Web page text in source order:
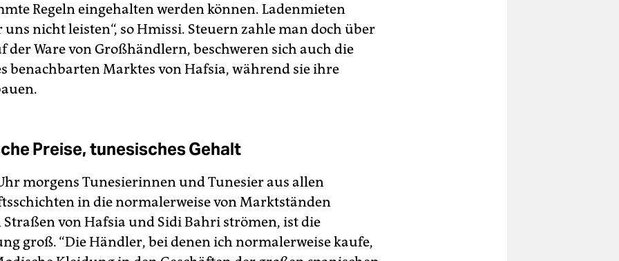
Regeln eingehalten werden können. Ladenmieten
nicht leisten“, so Hmissi. Steuern zahle man doch über
der Ware von Großhändlern, beschweren sich auch die
benachbarten Marktes von Hafsia, während sie ihre
Preise, tunesisches Gehalt
morgens Tunesierinnen und Tunesier aus allen
in die normalerweise von Marktständen
Straßen von Hafsia und Sidi Bahri strömen, ist die
groß. “Die Händler, bei denen ich normalerweise kaufe,